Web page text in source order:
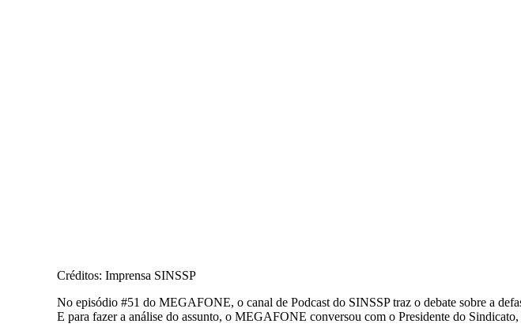
Créditos: Imprensa SINSSP
No episódio #51 do MEGAFONE, o canal de Podcast do SINSSP traz o debate sobre a
E para fazer a análise do assunto, o MEGAFONE conversou com o Presidente do